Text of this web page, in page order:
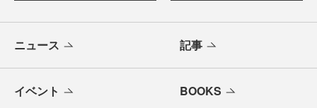
ニュース 記事
イベント BOOKS